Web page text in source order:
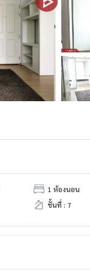
1 ห้องนอน
ชั้นที่ : 7